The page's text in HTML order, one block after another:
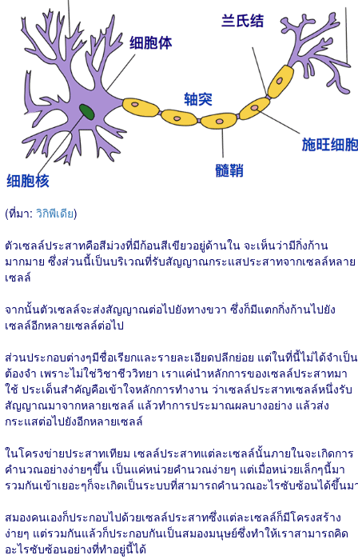
(ที่มา: วิกิพีเดีย)
ตัวเซลล์ประสาทคือสีม่วงที่มีก้อนสีเขียวอยู่ด้านใน จะเห็นว่ามีกิ่งก้าน
มากมาย ซึ่งส่วนนี้เป็นบริเวณที่รับสัญญาณกระแสประสาทจากเซลล์หลาย
เซลล์
จากนั้นตัวเซลล์จะส่งสัญญาณต่อไปยังทางขวา ซึ่งก็มีแตกกิ่งก้านไปยัง
เซลล์อีกหลายเซลล์ต่อไป
ส่วนประกอบต่างๆมีชื่อเรียกและรายละเอียดปลีกย่อย แต่ในที่นี้ไม่ได้จำเป็น
ต้องจำ เพราะไม่ใช่วิชาชีววิทยา เราแค่นำหลักการของเซลล์ประสาทมา
ใช้ ประเด็นสำคัญคือเข้าใจหลักการทำงาน ว่าเซลล์ประสาทเซลล์หนึ่งรับ
สัญญาณมาจากหลายเซลล์ แล้วทำการประมาณผลบางอย่าง แล้วส่ง
กระแสต่อไปยังอีกหลายเซลล์
ในโครงข่ายประสาทเทียม เซลล์ประสาทแต่ละเซลล์นั้นภายในจะเกิดการ
คำนวณอย่างง่ายๆขึ้น เป็นแค่หน่วยคำนวณง่ายๆ แต่เมื่อหน่วยเล็กๆนี้มา
รวมกันเข้าเยอะๆก็จะเกิดเป็นระบบที่สามารถคำนวณอะไรซับซ้อนได้ขึ้นม
สมองคนเองก็ประกอบไปด้วยเซลล์ประสาทซึ่งแต่ละเซลล์ก็มีโครงสร้าง
ง่ายๆ แต่รวมกันแล้วก็ประกอบกันเป็นสมองมนุษย์ซึ่งทำให้เราสามารถคิด
อะไรซับซ้อนอย่างที่ทำอยู่นี้ได้